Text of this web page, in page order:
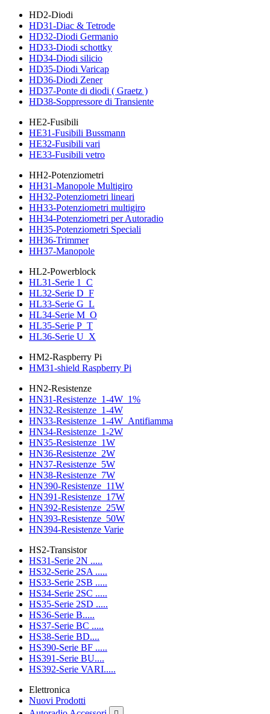
HD2-Diodi
HD31-Diac & Tetrode
HD32-Diodi Germanio
HD33-Diodi schottky
HD34-Diodi silicio
HD35-Diodi Varicap
HD36-Diodi Zener
HD37-Ponte di diodi ( Graetz )
HD38-Soppressore di Transiente
HE2-Fusibili
HE31-Fusibili Bussmann
HE32-Fusibili vari
HE33-Fusibili vetro
HH2-Potenziometri
HH31-Manopole Multigiro
HH32-Potenziometri lineari
HH33-Potenziometri multigiro
HH34-Potenziometri per Autoradio
HH35-Potenziometri Speciali
HH36-Trimmer
HH37-Manopole
HL2-Powerblock
HL31-Serie 1_C
HL32-Serie D_F
HL33-Serie G_L
HL34-Serie M_O
HL35-Serie P_T
HL36-Serie U_X
HM2-Raspberry Pi
HM31-shield Raspberry Pi
HN2-Resistenze
HN31-Resistenze_1-4W_1%
HN32-Resistenze_1-4W
HN33-Resistenze_1-4W_Antifiamma
HN34-Resistenze_1-2W
HN35-Resistenze_1W
HN36-Resistenze_2W
HN37-Resistenze_5W
HN38-Resistenze_7W
HN390-Resistenze_11W
HN391-Resistenze_17W
HN392-Resistenze_25W
HN393-Resistenze_50W
HN394-Resistenze Varie
HS2-Transistor
HS31-Serie 2N .....
HS32-Serie 2SA .....
HS33-Serie 2SB .....
HS34-Serie 2SC .....
HS35-Serie 2SD .....
HS36-Serie B.....
HS37-Serie BC .....
HS38-Serie BD....
HS390-Serie BF .....
HS391-Serie BU....
HS392-Serie VARI.....
Elettronica
Nuovi Prodotti